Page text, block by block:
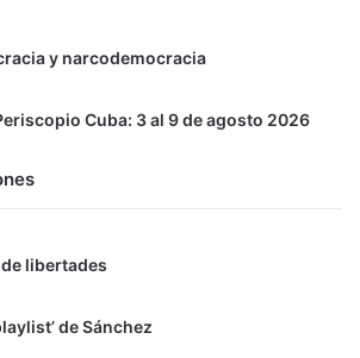
y narcodemocracia
Cuba: 3 al 9 de agosto 2026
libertades
de Sánchez